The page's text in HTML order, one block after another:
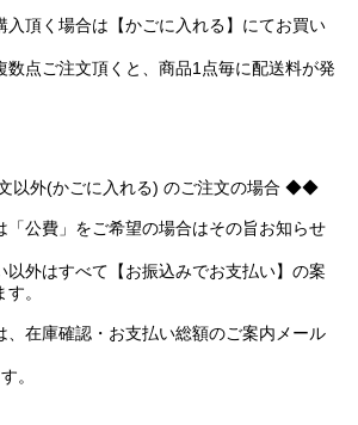
頂く場合は【かごに入れる】にてお買い
数点ご注文頂くと、商品1点毎に配送料が発
以外(かごに入れる) のご注文の場合 ◆◆
公費」をご希望の場合はその旨お知らせ
以外はすべて【お振込みでお支払い】の案
。
在庫確認・お支払い総額のご案内メール
。